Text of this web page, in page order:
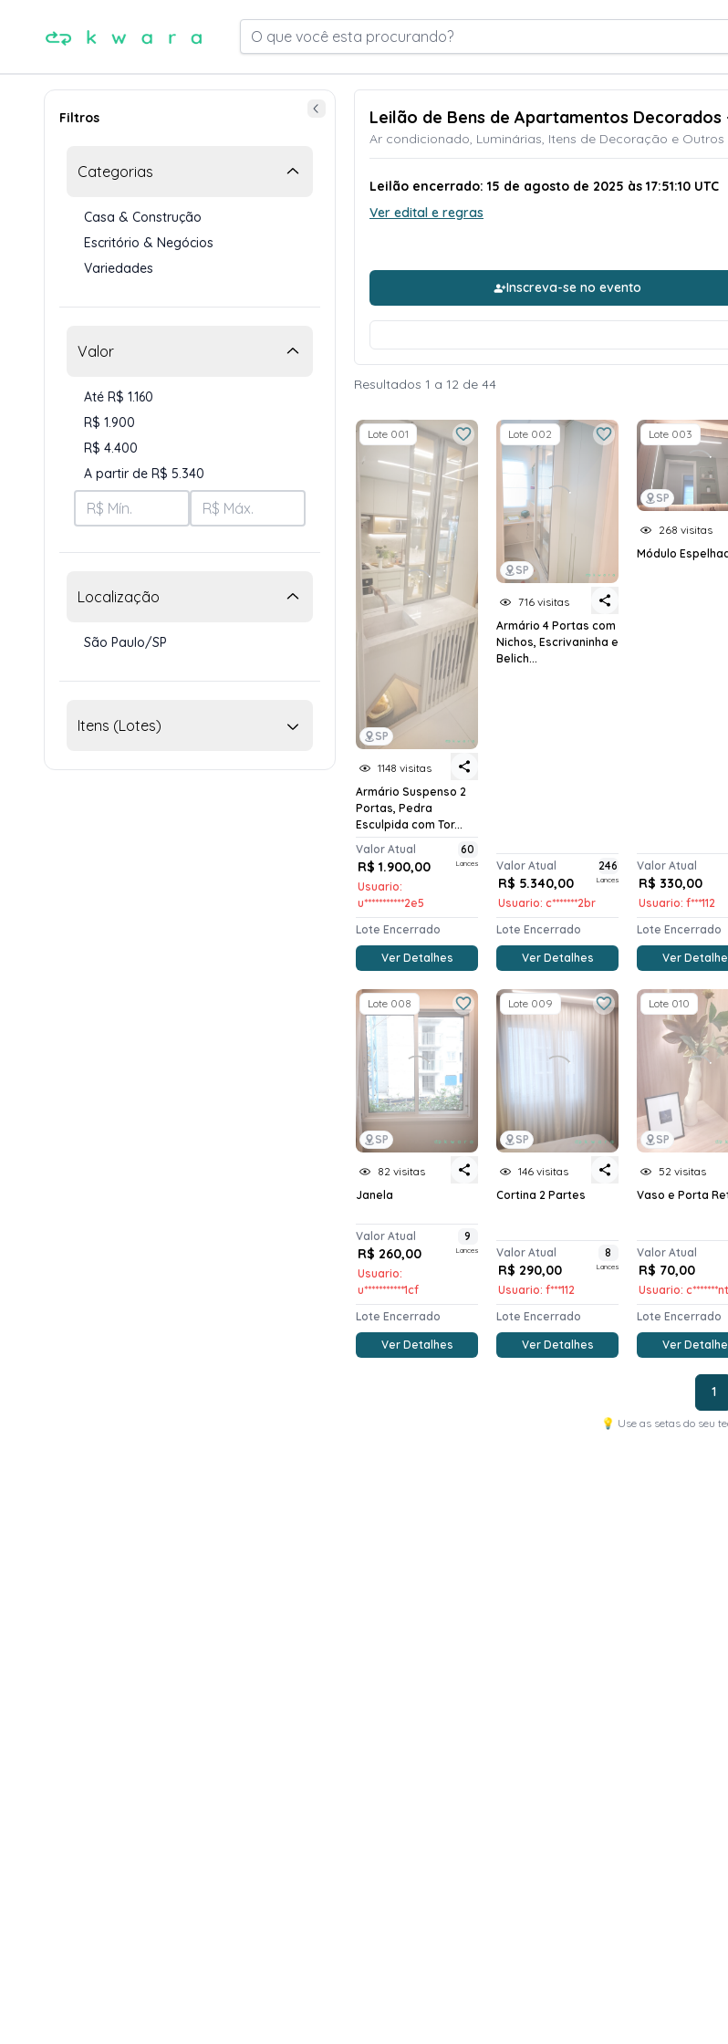
O que você esta procurando?
Filtros
Categorias
Casa & Construção
Escritório & Negócios
Variedades
Valor
Até R$ 1.160
R$ 1.900
R$ 4.400
A partir de R$ 5.340
Localização
São Paulo/SP
Itens (Lotes)
Leilão de Bens de Apartamentos Decorados
Ar condicionado, Luminárias, Itens de Decoração e Outros
Leilão encerrado: 15 de agosto de 2025 às 17:51:10 UTC
Ver edital e regras
Inscreva-se no evento
Resultados 1 a 12 de 44
SP
Lote 001
1148 visitas
Armário Suspenso 2
Portas, Pedra
Esculpida com Tor...
Valor Atual
R$ 1.900,00
Usuario:
u***********2e5
60
Lances
Lote Encerrado
Ver Detalhes
SP
Lote 002
716 visitas
Armário 4 Portas com
Nichos, Escrivaninha e
Belich...
Valor Atual
R$ 5.340,00
Usuario: c*******2br
246
Lances
Lote Encerrado
Ver Detalhes
SP
Lote 003
268 visitas
Módulo
Valor Atual
R$ 330,00
Usuario: f***112
Lote Encerrado
Ver
SP
Lote 008
82 visitas
Janela
Valor Atual
R$ 260,00
Usuario:
u***********1cf
9
Lances
Lote Encerrado
Ver Detalhes
SP
Lote 009
146 visitas
Cortina 2 Partes
Valor Atual
R$ 290,00
Usuario: f***112
8
Lances
Lote Encerrado
Ver Detalhes
SP
Lote 010
52 visitas
Vaso e Porta
Valor Atual
R$ 70,00
Usuario:
Lote Encerrado
Ver
1
💡 Use as setas do seu